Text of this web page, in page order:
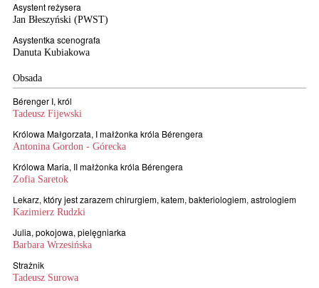
Asystent reżysera
Jan Błeszyński (PWST)
Asystentka scenografa
Danuta Kubiakowa
Obsada
Bérenger I, król
Tadeusz Fijewski
Królowa Małgorzata, I małżonka króla Bérengera
Antonina Gordon - Górecka
Królowa Maria, II małżonka króla Bérengera
Zofia Saretok
Lekarz, który jest zarazem chirurgiem, katem, bakteriologiem, astrologiem
Kazimierz Rudzki
Julia, pokojowa, pielęgniarka
Barbara Wrzesińska
Strażnik
Tadeusz Surowa